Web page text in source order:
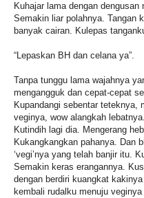
Kuhajar lama dengan
Semakin liar polahnya. Tangan
banyak cairan. Kulepas
“Lepaskan BH dan celana ya”.
Tanpa tunggu lama wajahnya
mengangguk dan cepat-cepat
Kupandangi sebentar teteknya,
veginya, wow alangkah
Kutindih lagi dia. Mengerang
Kukangkangkan pahanya. Dan
‘vegi’nya yang telah banjir itu.
Semakin keras erangannya.
dengan berdiri kuangkat
kembali rudalku menuju